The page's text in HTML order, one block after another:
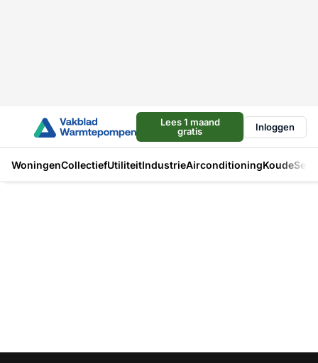
Lees 1 maand
gratis
Inloggen
WoningenCollectiefUtiliteitIndustrieAirconditioningKoude